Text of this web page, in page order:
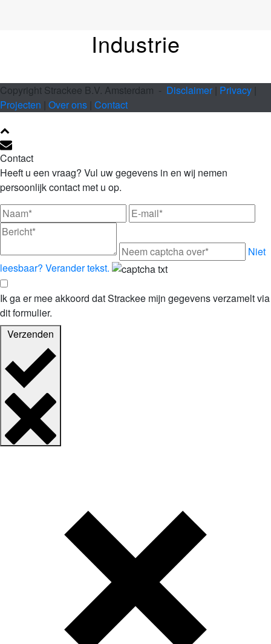
Industrie
Copyright Strackee B.V. Amsterdam - Disclaimer Privacy
Projecten Over ons Contact
Contact
Heeft u een vraag? Vul uw gegevens in en wij nemen
persoonlijk contact met u op.
Niet
leesbaar? Verander tekst.
Ik ga er mee akkoord dat Strackee mijn gegevens verzamelt via
dit formulier.
Verzenden